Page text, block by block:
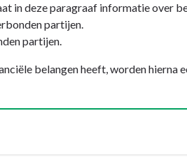
in deze paragraaf informatie over
partijen.
partijen.
belangen heeft, worden hierna